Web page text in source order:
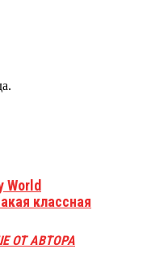
World
классная
ОТ АВТОРА